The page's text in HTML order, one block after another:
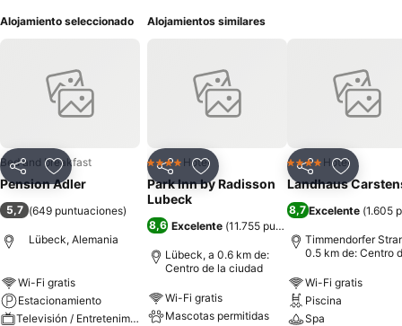
Alojamiento seleccionado
CompartirAgregar a favoritos
Bed and breakfast
Pension Adler
5,7 (649 puntuaciones)
Lübeck, Alemania
Wi-Fi gratis
Estacionamiento
Televisión / Entretenimiento
Alojamientos similares
CompartirAgregar a favoritos
4 EstrellasHotel
Park Inn by Radisson
Lubeck
8,6 Excelente (11.755 puntuaciones
Lübeck, a 0.6 km de:
Centro de la ciudad
Wi-Fi gratis
Mascotas permitidas
CompartirAgregar
4 EstrellasHotel
Landhaus
8,7Excelente (1.605
Timmendorfer
0.5 km de: Centro
Wi-Fi gratis
Piscina
Spa